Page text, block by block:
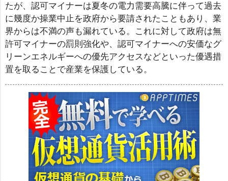
たが、認可マイナーは夏冬の電力需要高騰に伴って過去
に幾度か操業中止を政府から要請されたこともあり、業
界からは不満の声も漏れている。これに対して政府は無
許可マイナーの罰則強化や、認可マイナーへの安価なグ
リーンエネルギーへの優先アクセスなどといった優遇措
置を取ることで産業を保護している。